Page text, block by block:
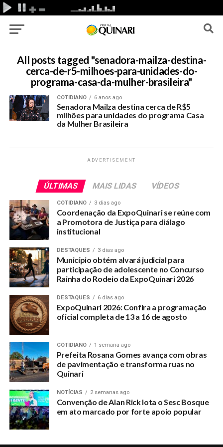
All posts tagged "senadora-mailza-destina-
cerca-de-r5-milhoes-para-unidades-do-
programa-casa-da-mulher-brasileira"
COTIDIANO 6 anos ago
Senadora Mailza destina cerca de R$5
milhões para unidades do programa Casa
da Mulher Brasileira
ADVERTISEMENT
ÚLTIMAS MAIS LIDAS VÍDEOS
COTIDIANO 3 dias ago
Coordenação da ExpoQuinari se reúne com
a Promotora de Justiça para diálago
institucional
DESTAQUES 3 dias ago
Município obtém alvará judicial para
participação de adolescente no Concurso
Rainha do Rodeio da ExpoQuinari 2026
DESTAQUES 6 dias ago
ExpoQuinari 2026: Confira a programação
oficial completa de 13 a 16 de agosto
COTIDIANO 1 semana ago
Prefeita Rosana Gomes avança com obras
de pavimentação e transforma ruas no
Quinari
NOTÍCIAS 2 semanas ago
Convenção de Alan Rick lota o Sesc Bosque
em ato marcado por forte apoio popular